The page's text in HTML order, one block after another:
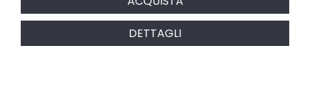
DETTAGLI